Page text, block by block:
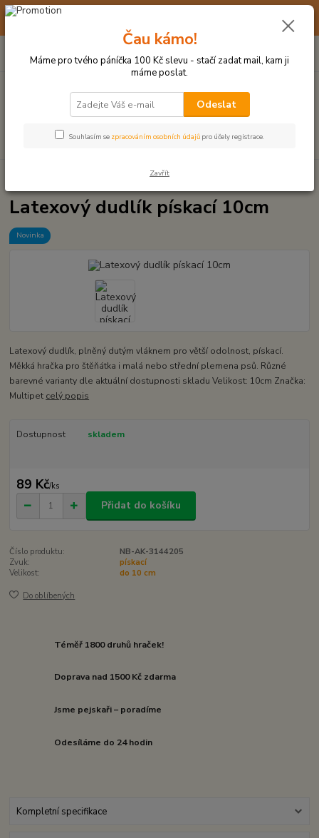
☀️ 10. - 14. SRPNA 2026 MÁME DOVOLENOU ☀️ OBJEDNÁVKY
Hledat
po–pá: 9–17 hod.
za0 Kč
Latexový dudlík pískací 10cm
Latexový dudlík pískací 10cm
Novinka
Latexový dudlík, plněný dutým vláknem pro větší odolnost, pískací.
Měkká hračka pro štěňátka i malá nebo střední plemena psů. Různé
barevné varianty dle aktuální dostupnosti skladu Velikost: 10cm Značka:
Multipet celý popis
Dostupnost skladem
89 Kč/ks
Přidat do košíku
Číslo produktu:
NB-AK-3144205
Zvuk:
pískací
Velikost:
do 10 cm
Do oblíbených
Téměř 1800 druhů hraček!
Doprava nad 1500 Kč zdarma
Jsme pejskaři – poradíme
Odesíláme do 24 hodin
Kompletní specifikace
Čau kámo!
Máme pro tvého páníčka 100 Kč slevu - stačí zadat mail, kam ji
máme poslat.
Odeslat
Souhlasím se zpracováním osobních údajů pro účely registrace.
Zavřít